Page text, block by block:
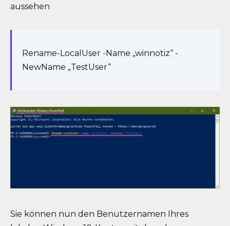
aussehen
Rename-LocalUser -Name „winnotiz“ -
NewName „TestUser“
Sie können nun den Benutzernamen Ihres